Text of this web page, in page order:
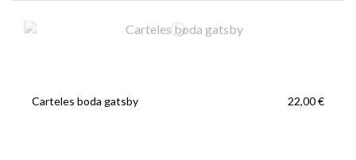
Carteles boda gatsby 22,00 €